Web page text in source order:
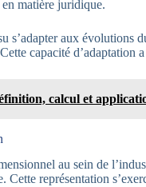
matière juridique.
s’adapter aux évolutions
capacité
calcul et
au sein de
Cette représentation